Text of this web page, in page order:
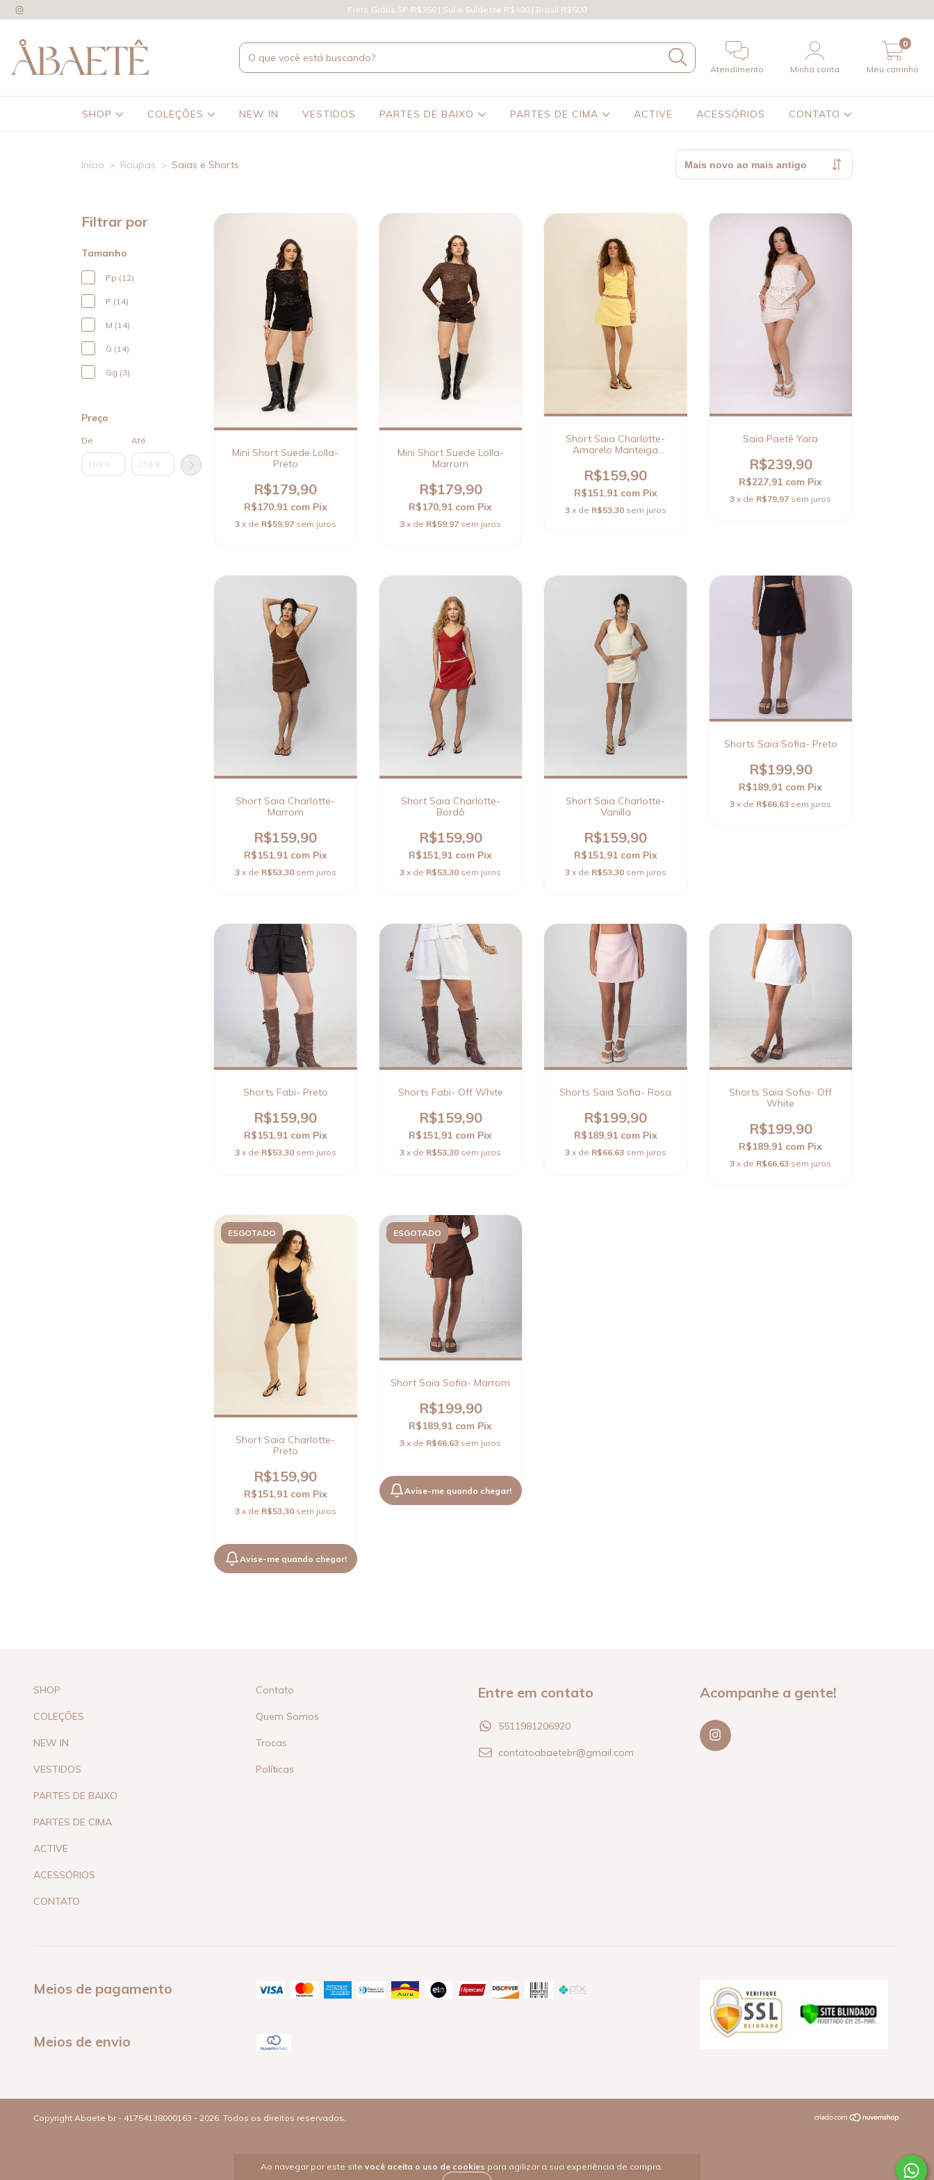
Frete Grátis SP R$350 | Sul e Suldeste R$400 | Brasil R$500
Atendimento Minha conta Meu carrinho
0
SHOP COLEÇÕES NEW IN VESTIDOS PARTES DE BAIXO PARTES DE CIMA ACTIVE ACESSÓRIOS CONTATO
Ao navegar por este site você aceita o uso de cookies para agilizar a sua experiência de compra.
Início > Roupas > Saias e Shorts
Filtrar por
Tamanho
Pp (12)
P (14)
M (14)
G (14)
Gg (3)
Preço
De Até
Mini Short Suede Lolla-
Preto
R$179,90
R$170,91 com Pix
3 x de R$59,97 sem juros
Mini Short Suede Lolla-
Marrom
R$179,90
R$170,91 com Pix
3 x de R$59,97 sem juros
Short Saia Charlotte-
Amarelo Manteiga
R$159,90
R$151,91 com Pix
3 x de R$53,30 sem juros
Saia Paetê Yara
R$239,90
R$227,91 com Pix
3 x de R$79,97 sem juros
Short Saia Charlotte-
Marrom
R$159,90
R$151,91 com Pix
3 x de R$53,30 sem juros
Short Saia Charlotte-
Bordô
R$159,90
R$151,91 com Pix
3 x de R$53,30 sem juros
Short Saia Charlotte-
Vanilla
R$159,90
R$151,91 com Pix
3 x de R$53,30 sem juros
Shorts Saia Sofia- Preto
R$199,90
R$189,91 com Pix
3 x de R$66,63 sem juros
Shorts Fabi- Preto
R$159,90
R$151,91 com Pix
3 x de R$53,30 sem juros
Shorts Fabi- Off White
R$159,90
R$151,91 com Pix
3 x de R$53,30 sem juros
Shorts Saia Sofia- Rosa
R$199,90
R$189,91 com Pix
3 x de R$66,63 sem juros
Shorts Saia Sofia- Off
White
R$199,90
R$189,91 com Pix
3 x de R$66,63 sem juros
ESGOTADO
Short Saia Charlotte-
Preto
R$159,90
R$151,91 com Pix
3 x de R$53,30 sem juros
Avise-me quando chegar!
ESGOTADO
Short Saia Sofia- Marrom
R$199,90
R$189,91 com Pix
3 x de R$66,63 sem juros
Avise-me quando chegar!
SHOP
COLEÇÕES
NEW IN
VESTIDOS
PARTES DE BAIXO
PARTES DE CIMA
ACTIVE
ACESSÓRIOS
CONTATO
Contato
Quem Somos
Trocas
Políticas
Entre em contato
5511981206920
contatoabaetebr@gmail.com
Acompanhe a gente!
Meios de pagamento
Meios de envio
Copyright Abaete br - 41754138000163 - 2026. Todos os direitos reservados.